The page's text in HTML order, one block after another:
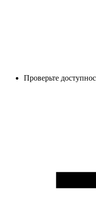
Проверьте